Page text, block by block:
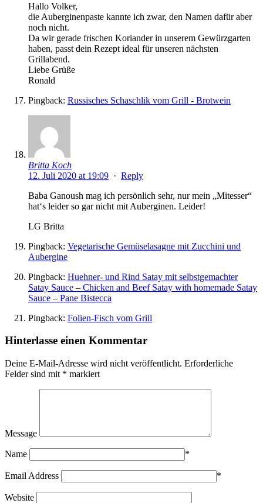
Hallo Volker,
die Auberginenpaste kannte ich zwar, den Namen dafür aber
noch nicht.
Da wir gerade frischen Koriander in unserem Gewürzgarten
haben, passt dein Rezept ideal für unseren nächsten
Grillabend.
Liebe Grüße
Ronald
Pingback: Russisches Schaschlik vom Grill - Brotwein
Britta Koch
12. Juli 2020 at 19:09 · Reply
Baba Ganoush mag ich persönlich sehr, nur mein „Mitesser“
hat‘s leider so gar nicht mit Auberginen. Leider!
LG Britta
Pingback: Vegetarische Gemüselasagne mit Zucchini und
Aubergine
Pingback: Huehner- und Rind Satay mit selbstgemachter
Satay Sauce – Chicken and Beef Satay with homemade Satay
Sauce – Pane Bistecca
Pingback: Folien-Fisch vom Grill
Hinterlasse einen Kommentar
Deine E-Mail-Adresse wird nicht veröffentlicht. Erforderliche
Felder sind mit * markiert
Message
Name *
Email Address *
Website